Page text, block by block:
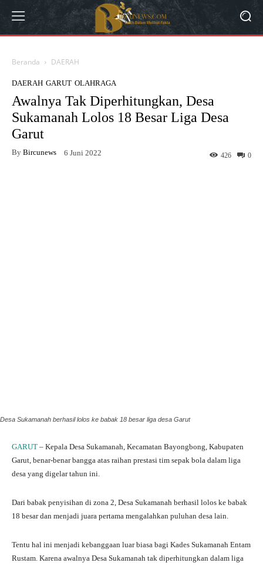
Beranda DAERAH
DAERAH GARUT OLAHRAGA
Awalnya Tak Diperhitungkan, Desa
Sukamanah Lolos 18 Besar Liga Desa
Garut
By Bircunews 6 Juni 2022 0
426
Desa Sukamanah berhasil lolos ke babak 18 besar liga desa Garut
GARUT – Kepala Desa Sukamanah, Kecamatan Bayongbong, Kabupaten
Garut, benar-benar bangga atas raihan prestasi tim sepak bola dalam liga
desa yang digelar tahun ini.
Dari babak penyisihan di zona 2, Desa Sukamanah berhasil lolos ke babak
18 besar dan menjadi juara pertama mengalahkan puluhan desa lain.
Tentu hal ini menjadi kebanggaan luar biasa bagi Kades Sukamanah Entam
Rustam. Karena awalnya Desa Sukamanah tak diperhitungkan dalam liga